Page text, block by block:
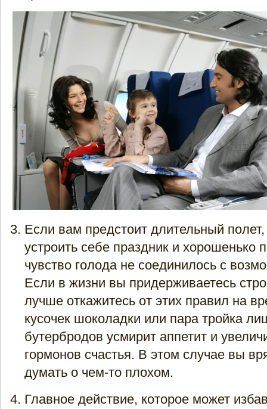
Если вам предстоит длительный
устроить себе праздник и хорошенько
чувство голода не соединилось с
Если в жизни вы придерживаетесь
лучше откажитесь от этих правил на
кусочек шоколадки или пара тройка
бутербродов усмирит аппетит и
гормонов счастья. В этом случае вы
думать о чем-то плохом.
Главное действие, которое может